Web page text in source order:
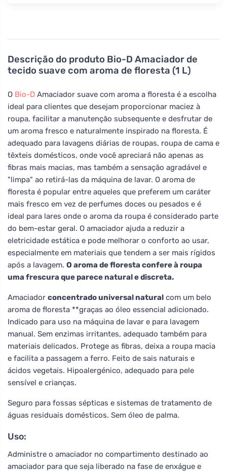
Descrição do produto Bio-D Amaciador de
tecido suave com aroma de floresta (1 L)
O Bio-D Amaciador suave com aroma a floresta é a escolha
ideal para clientes que desejam proporcionar maciez à
roupa, facilitar a manutenção subsequente e desfrutar de
um aroma fresco e naturalmente inspirado na floresta. É
adequado para lavagens diárias de roupas, roupa de cama e
têxteis domésticos, onde você apreciará não apenas as
fibras mais macias, mas também a sensação agradável e
"limpa" ao retirá-las da máquina de lavar. O aroma de
floresta é popular entre aqueles que preferem um caráter
mais fresco em vez de perfumes doces ou pesados e é
ideal para lares onde o aroma da roupa é considerado parte
do bem-estar geral. O amaciador ajuda a reduzir a
eletricidade estática e pode melhorar o conforto ao usar,
especialmente em materiais que tendem a ser mais rígidos
após a lavagem. O aroma de floresta confere à roupa
uma frescura que parece natural e discreta.
Amaciador concentrado universal natural com um belo
aroma de floresta **graças ao óleo essencial adicionado.
Indicado para uso na máquina de lavar e para lavagem
manual. Sem enzimas irritantes, adequado também para
materiais delicados. Protege as fibras, deixa a roupa macia
e facilita a passagem a ferro. Feito de sais naturais e
ácidos vegetais. Hipoalergénico, adequado para pele
sensível e crianças.
Seguro para fossas sépticas e sistemas de tratamento de
águas residuais domésticos. Sem óleo de palma.
Uso:
Administre o amaciador no compartimento destinado ao
amaciador para que seja liberado na fase de enxágue e